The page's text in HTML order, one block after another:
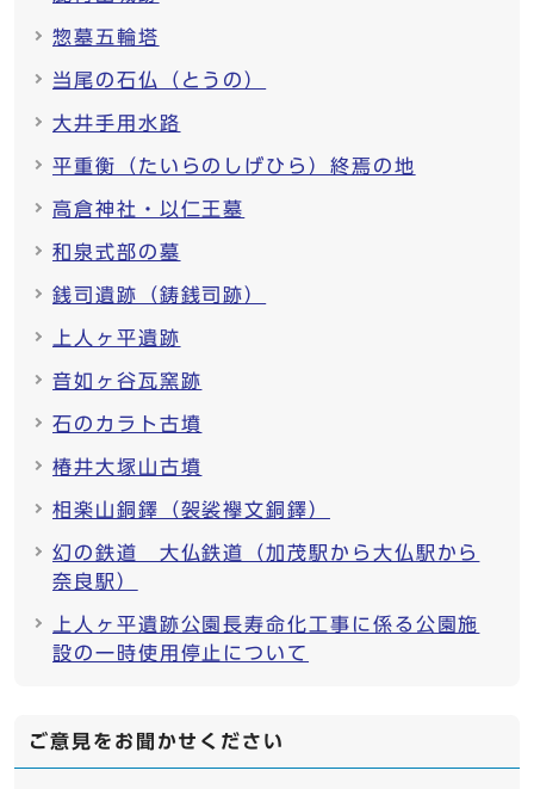
惣墓五輪塔
当尾の石仏（とうの）
大井手用水路
平重衡（たいらのしげひら）終焉の地
高倉神社・以仁王墓
和泉式部の墓
銭司遺跡（鋳銭司跡）
上人ヶ平遺跡
音如ヶ谷瓦窯跡
石のカラト古墳
椿井大塚山古墳
相楽山銅鐸（袈裟襷文銅鐸）
幻の鉄道 大仏鉄道（加茂駅から大仏駅から
奈良駅）
上人ヶ平遺跡公園長寿命化工事に係る公園施
設の一時使用停止について
ご意見をお聞かせください